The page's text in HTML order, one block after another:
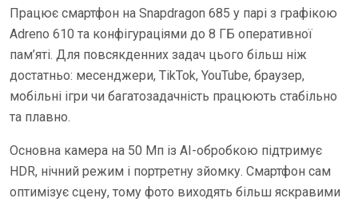
Працює смартфон на Snapdragon 685 у парі з графікою
Adreno 610 та конфігураціями до 8 ГБ оперативної
пам’яті. Для повсякденних задач цього більш ніж
достатньо: месенджери, TikTok, YouTube, браузер,
мобільні ігри чи багатозадачність працюють стабільно
та плавно.
Основна камера на 50 Мп із AI-обробкою підтримує
HDR, нічний режим і портретну зйомку. Смартфон сам
оптимізує сцену, тому фото виходять більш яскравими